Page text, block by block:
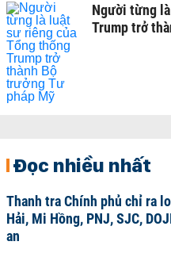
Người từng
Trump trở
Đọc nhiều nhất
Thanh tra Chính phủ chỉ ra
Hải, Mi Hồng, PNJ, SJC,
an